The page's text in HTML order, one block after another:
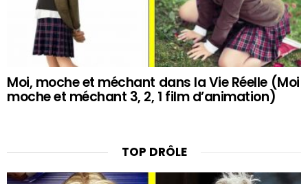
Moi, moche et méchant dans la Vie Réelle (Moi
moche et méchant 3, 2, 1 film d’animation)
TOP DRÔLE